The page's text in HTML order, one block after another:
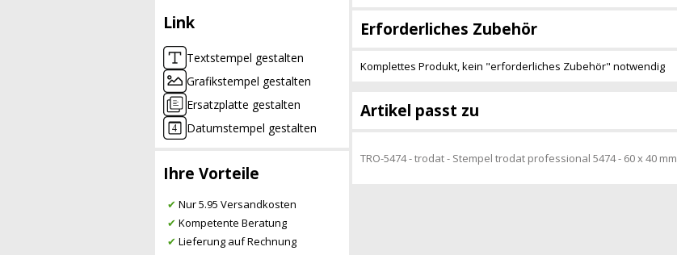
Link
Textstempel gestalten
Grafikstempel gestalten
Ersatzplatte gestalten
Datumstempel gestalten
Ihre Vorteile
✔ Nur 5.95 Versandkosten
✔ Kompetente Beratung
✔ Lieferung auf Rechnung
Erforderliches Zubehör
Komplettes Produkt, kein "erforderliches Zubehör" notwendig
Artikel passt zu
TRO-5474 - trodat - Stempel trodat professional 5474 - 60 x 40 mm